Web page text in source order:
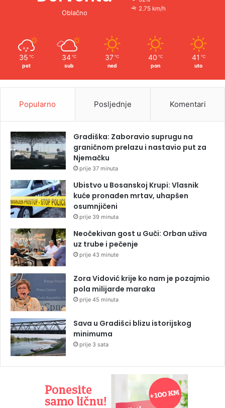
Oblačno
2.75 km/h
35 ℃
pet
34 ℃
sub
37 ℃
ned
40 ℃
pon
41 ℃
uto
Popularno Posljednje Komentari
Gradiška: Zaboravio suprugu na
graničnom prelazu i nastavio put za
Njemačku
prije 37 minuta
Ubistvo u Bosanskoj Krupi: Vlasnik
kuće pronađen mrtav, uhapšen
osumnjičeni
prije 39 minuta
Neočekivan gost u Guči: Orban uživa
uz trube i pečenje
prije 43 minute
Zora Vidović krije ko nam je pozajmio
pola milijarde maraka
prije 45 minuta
Sava u Gradišci blizu istorijskog
minimuma
prije 3 sata